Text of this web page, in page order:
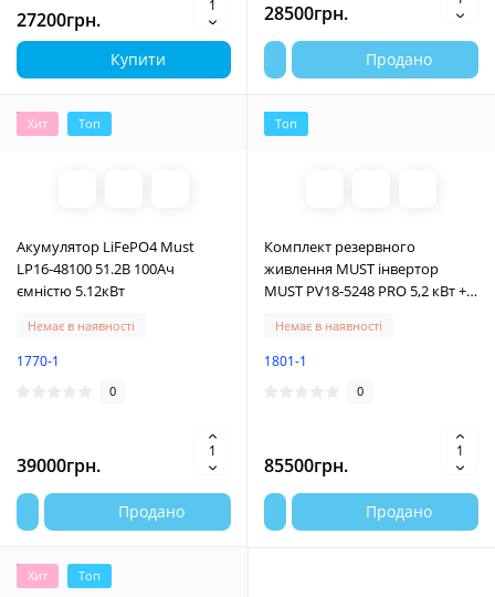
27200грн.
Купити
28500грн.
Продано
Хит Топ
Акумулятор LiFePO4 Must
LP16-48100 51.2В 100Ач
ємністю 5.12кВт
Немає в наявності
1770-1
0
39000грн.
Продано
Топ
Комплект резервного
живлення MUST інвертор
MUST PV18-5248 PRO 5,2 кВт +
5,12 кВт
Немає в наявності
1801-1
0
85500грн.
Продано
Хит Топ